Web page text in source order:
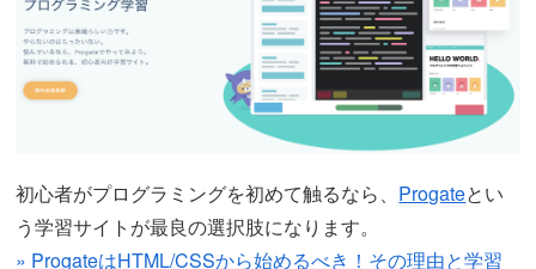
初心者がプログラミングを初めて触るなら、 Progateとい
う学習サイトが最良の選択肢になります。
» ProgateはHTML/CSSから始めるべき！その理由と学習